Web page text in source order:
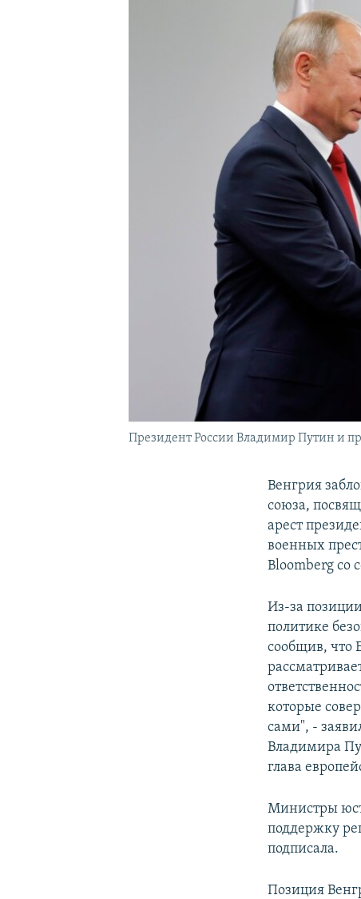
Президент России Владимир Путин и
Венгрия
союза,
арест
военных
Bloomberg со
Из-за
политике
сообщив, что
которые
сами", -
Владимира
глава
Министры
поддержку
подписала.
Позиция